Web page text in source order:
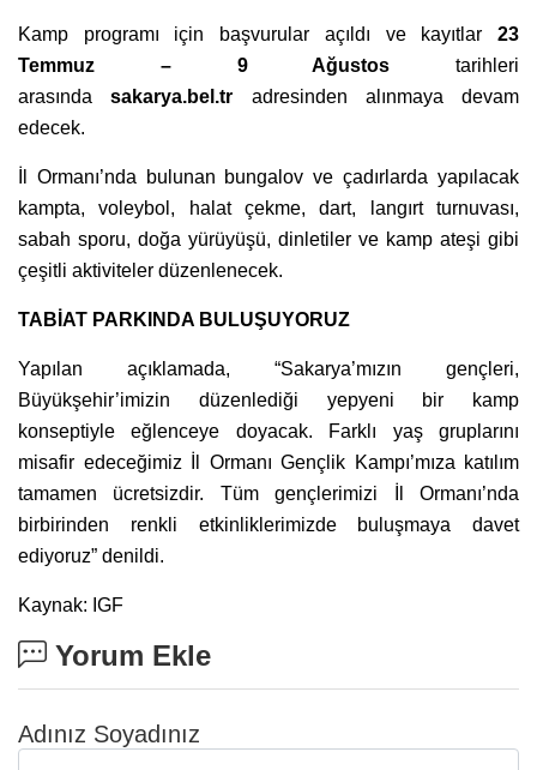
Kamp programı için başvurular açıldı ve kayıtlar 23
Temmuz – 9 Ağustos tarihleri
arasındasakarya.bel.tr adresinden alınmaya devam
edecek.
İl Ormanı’nda bulunan bungalov ve çadırlarda yapılacak
kampta, voleybol, halat çekme, dart, langırt turnuvası,
sabah sporu, doğa yürüyüşü, dinletiler ve kamp ateşi gibi
çeşitli aktiviteler düzenlenecek.
TABİAT PARKINDA BULUŞUYORUZ
Yapılan açıklamada, “Sakarya’mızın gençleri,
Büyükşehir’imizin düzenlediği yepyeni bir kamp
konseptiyle eğlenceye doyacak. Farklı yaş gruplarını
misafir edeceğimiz İl Ormanı Gençlik Kampı’mıza katılım
tamamen ücretsizdir. Tüm gençlerimizi İl Ormanı’nda
birbirinden renkli etkinliklerimizde buluşmaya davet
ediyoruz” denildi.
Kaynak: IGF
Yorum Ekle
Adınız Soyadınız